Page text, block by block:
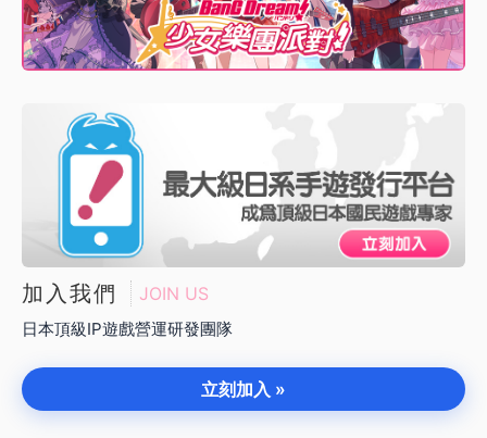
加入我們 JOIN US
日本頂級IP遊戲營運研發團隊
立刻加入 »